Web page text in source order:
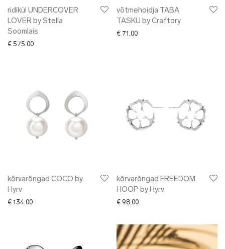
ridikül UNDERCOVER
LOVER by Stella
Soomlais
€ 575.00
võtmehoidja TABA
TASKU by Craftory
€ 71.00
kõrvarõngad COCO by
Hyrv
€ 134.00
kõrvarõngad FREEDOM
HOOP by Hyrv
€ 98.00